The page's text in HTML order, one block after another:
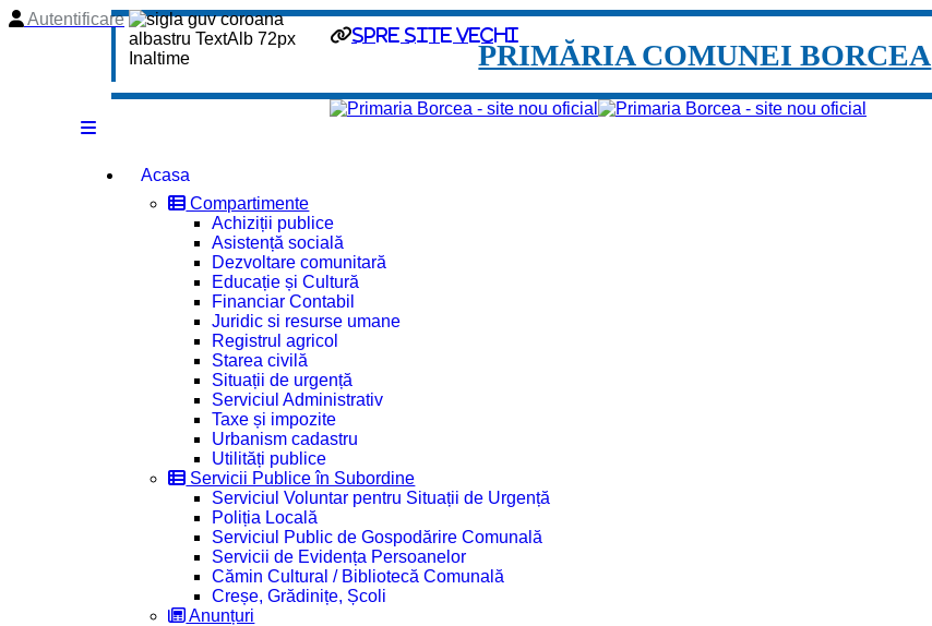
spre site vechi
Autentificare
PRIMĂRIA COMUNEI BORCEA
Acasa
Compartimente
Achiziții publice
Asistență socială
Dezvoltare comunitară
Educație și Cultură
Financiar Contabil
Juridic si resurse umane
Registrul agricol
Starea civilă
Situații de urgență
Serviciul Administrativ
Taxe și impozite
Urbanism cadastru
Utilități publice
Servicii Publice în Subordine
Serviciul Voluntar pentru Situații de Urgență
Poliția Locală
Serviciul Public de Gospodărire Comunală
Servicii de Evidența Persoanelor
Cămin Cultural / Bibliotecă Comunală
Creșe, Grădinițe, Școli
Anunțuri